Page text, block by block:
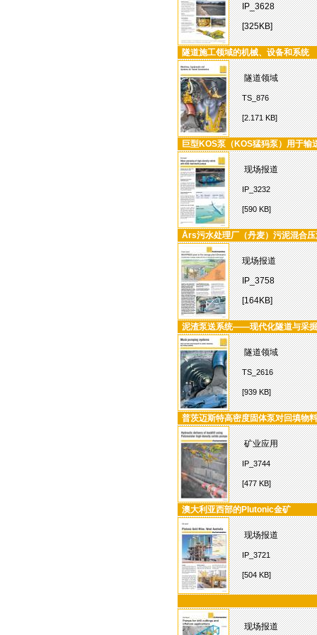
IP_3628
[325KB]
隧道施工领域的机械、设备和系统
隧道领域
TS_876
[2.171 KB]
巨型KOS泵（KOS猛犸泵）用于输
现场报道
IP_3232
[590 KB]
Års污水处理厂（丹麦）污泥混合
现场报道
IP_3758
[164KB]
泥渣泵送系统——现代化隧道与采
隧道领域
TS_2616
[939 KB]
普茨迈斯特高密度固体泵对回填物
矿业应用
IP_3744
[477 KB]
澳大利亚西部的Plutonic金矿
现场报道
IP_3721
[504 KB]
现场报道